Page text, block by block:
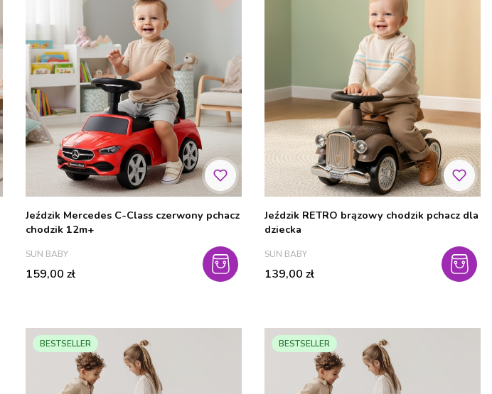
Jeździk Mercedes C-Class czerwony pchacz
chodzik 12m+
PRODUCENT
SUN BABY
Cena
159,00 zł
Jeździk RETRO brązowy chodzik pchacz dla
dziecka
PRODUCENT
SUN BABY
Cena
139,00 zł
BESTSELLER BESTSELLER